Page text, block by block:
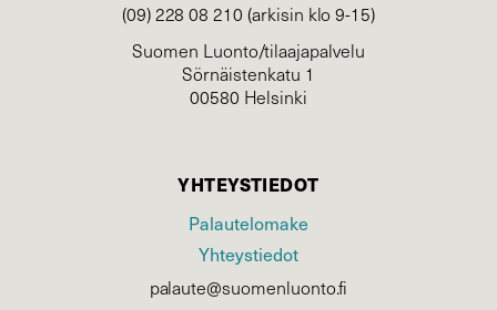
(09) 228 08 210 (arkisin klo 9-15)
Suomen Luonto/tilaajapalvelu
Sörnäistenkatu 1
00580 Helsinki
YHTEYSTIEDOT
Palautelomake
Yhteystiedot
palaute@suomenluonto.fi